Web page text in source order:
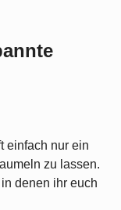
einfach nur ein
zu lassen.
denen ihr euch